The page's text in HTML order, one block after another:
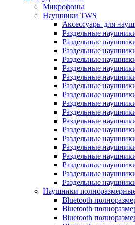
Микрофоны
Наушники TWS
Аксессуары для
Раздельные
Раздельные
Раздельные
Раздельные
Раздельные
Раздельные
Раздельные
Раздельные
Раздельные
Раздельные
Раздельные
Раздельные
Раздельные
Раздельные
Раздельные
Раздельные
Раздельные
Раздельные
Наушники
Bluetooth
Bluetooth
Bluetooth